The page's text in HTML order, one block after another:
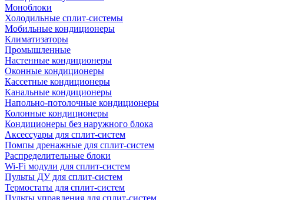
Моноблоки
Холодильные сплит-системы
Мобильные кондиционеры
Климатизаторы
Промышленные
Настенные кондиционеры
Оконные кондиционеры
Кассетные кондиционеры
Канальные кондиционеры
Напольно-потолочные кондиционеры
Колонные кондиционеры
Кондиционеры без наружного блока
Аксессуары для сплит-систем
Помпы дренажные для сплит-систем
Распределительные блоки
Wi-Fi модули для сплит-систем
Пульты ДУ для сплит-систем
Термостаты для сплит-систем
Пульты управления для сплит-систем